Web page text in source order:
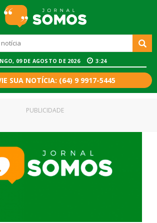
09 DE AGOSTO DE 2026 3:24
SUA NOTÍCIA: (64) 9 9917-5445
PUBLICIDADE